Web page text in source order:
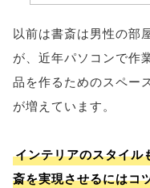
以前は書斎は男性の部
が、近年パソコンで作
品を作るためのスペー
が増えています。
インテリアのスタイル
斎を実現させるにはコ